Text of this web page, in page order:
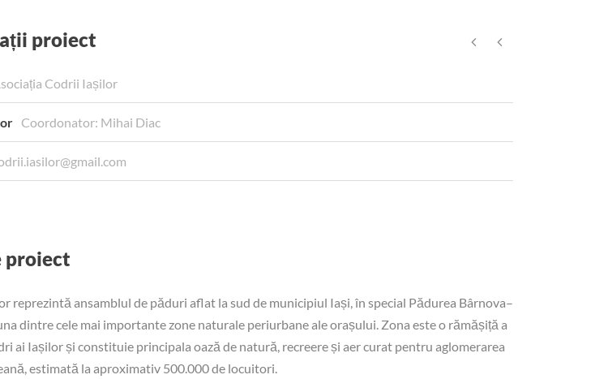
proiect
Codrii Iașilor
Coordonator: Mihai Diac
proiect
reprezintă ansamblul de păduri aflat la sud de municipiul Iași, în special Pădurea Bârnova–
dintre cele mai importante zone naturale periurbane ale orașului. Zona este o rămășiță a
ai Iașilor și constituie principala oază de natură, recreere și aer curat pentru aglomerarea
estimată la aproximativ 500.000 de locuitori.